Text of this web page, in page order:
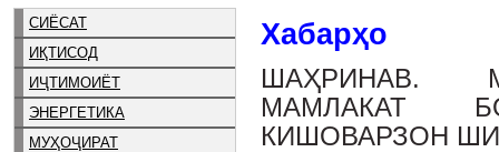
СИЁСАТ
ИҚТИСОД
ИҶТИМОИЁТ
ЭНЕРГЕТИКА
МУҲОҶИРАТ
Хабарҳо
ШАҲРИНАВ.
МАМЛАКАТ
КИШОВАРЗОН